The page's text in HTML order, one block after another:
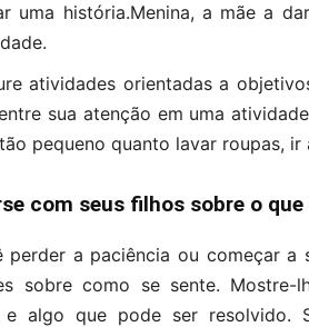
uma história.Menina, a mãe a
atividades orientadas a
sua atenção em uma
pequeno quanto lavar roupas,
com seus filhos sobre o
perder a paciência ou começar a
sobre como se sente. Mostre-
e algo que pode ser resolvido.